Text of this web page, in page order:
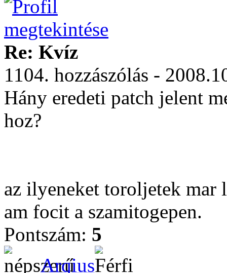
Re: Kvíz
1104. hozzászólás -
Hány eredeti patch jelent
hoz?
az ilyeneket toroljetek mar
am focit a szamitogepen.
Pontszám: 5
Arqius